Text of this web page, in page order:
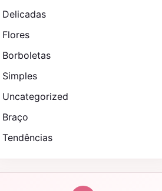
Delicadas
Flores
Borboletas
Simples
Uncategorized
Braço
Tendências